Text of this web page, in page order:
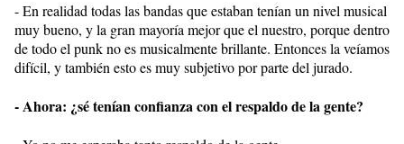
- En realidad todas las bandas que estaban tenían un nivel musical
muy bueno, y la gran mayoría mejor que el nuestro, porque dentro
de todo el punk no es musicalmente brillante. Entonces la veíamos
difícil, y también esto es muy subjetivo por parte del jurado.
- Ahora: ¿sé tenían confianza con el respaldo de la gente?